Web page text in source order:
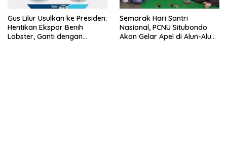
Gus Lilur Usulkan ke Presiden:
Hentikan Ekspor Benih
Lobster, Ganti dengan
Semarak Hari Santri
Nasional, PCNU Situbondo
Akan Gelar Apel di Alun-Alun